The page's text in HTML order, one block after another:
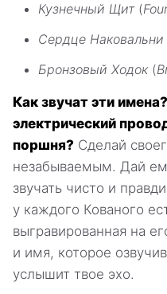
Кузнечный Щит(
Сердце Наковальни
Бронзовый Ходок(
Как звучат эти
электрический
поршня? Сделай
незабываемым. Дай
звучать чисто и
у каждого Кованого
выгравированная на
и имя, которое
услышит твое эхо.